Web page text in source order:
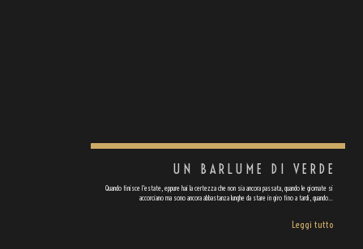
UN BARLUME DI VERDE
Quando finisce l'estate, eppure hai la certezza che non sia ancora passata, quando le giornate si
accorciano ma sono ancora abbastanza lunghe da stare in giro fino a tardi, quando…
Leggi tutto